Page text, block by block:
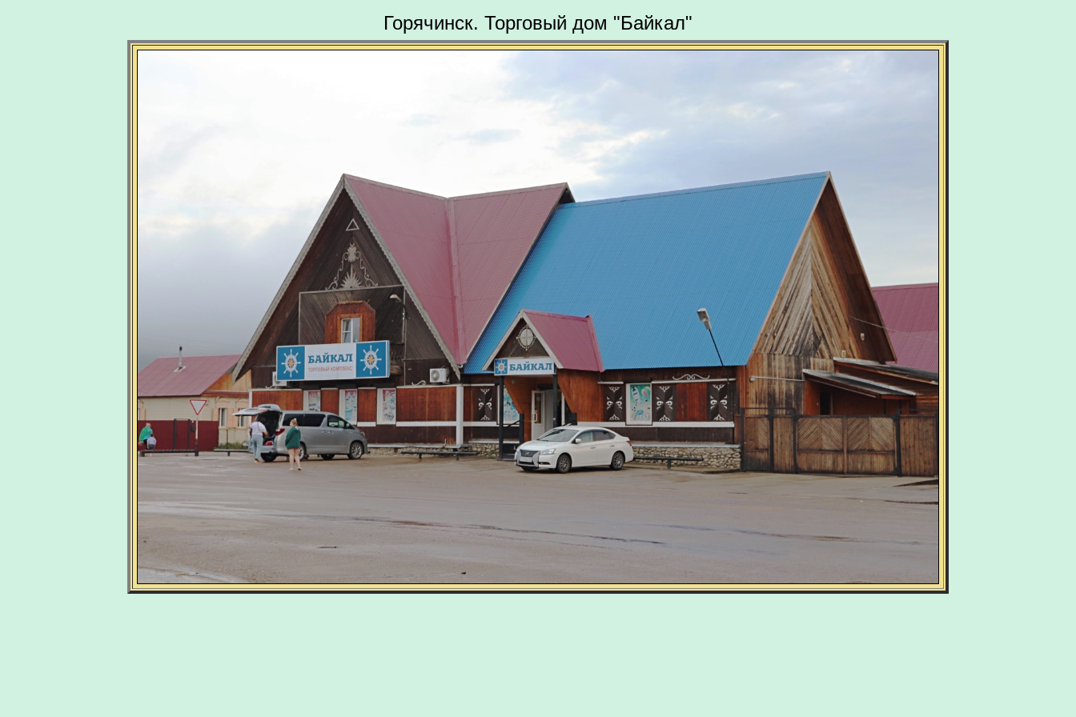
Горячинск. Торговый дом "Байкал"